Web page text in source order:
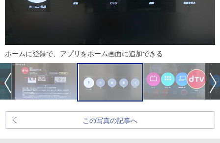
ホームに登録で、アプリをホーム画面に追加できる
この写真の記事へ